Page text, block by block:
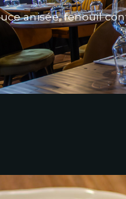
anisée, fenouil